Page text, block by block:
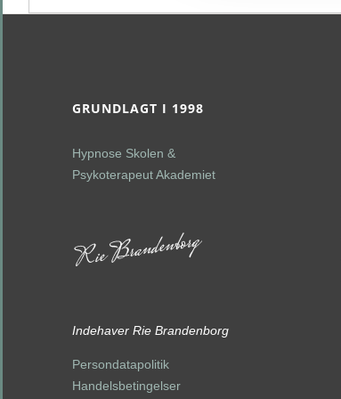
GRUNDLAGT I 1998
Hypnose Skolen &
Psykoterapeut Akademiet
Indehaver Rie Brandenborg
Persondatapolitik
Handelsbetingelser